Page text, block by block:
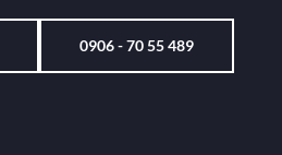
0906 - 70 55 489